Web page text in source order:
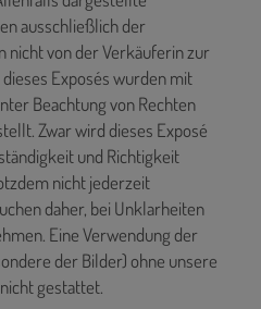
ausschließlich der
nicht von der Verkäuferin zur
Exposéswurden mit
Beachtung von Rechten
Zwar wird dieses Exposé
und Richtigkeit
nicht jederzeit
daher, bei Unklarheiten
Eine Verwendung der
der Bilder) ohne unsere
gestattet.